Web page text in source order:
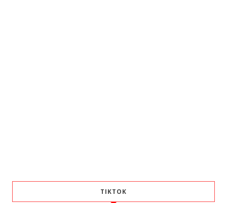
TIKTOK